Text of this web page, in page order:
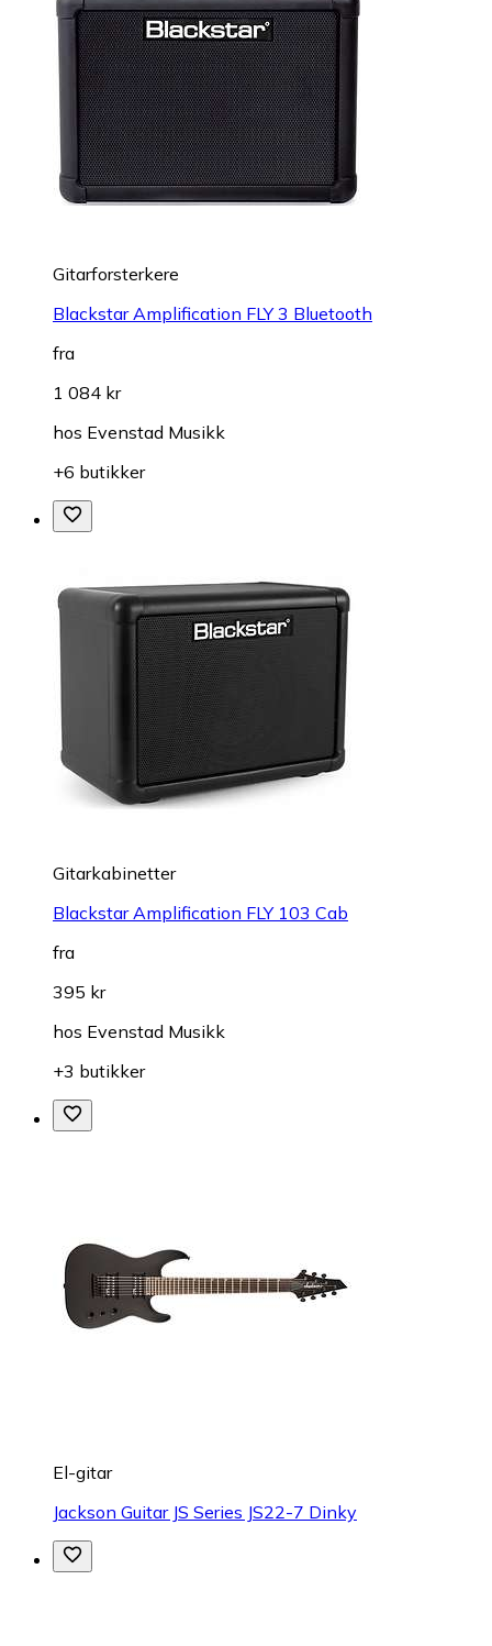
Gitarforsterkere
Blackstar Amplification FLY 3 Bluetooth
fra
1 084 kr
hos Evenstad Musikk
+6 butikker
Gitarkabinetter
Blackstar Amplification FLY 103 Cab
fra
395 kr
hos Evenstad Musikk
+3 butikker
El-gitar
Jackson Guitar JS Series JS22-7 Dinky